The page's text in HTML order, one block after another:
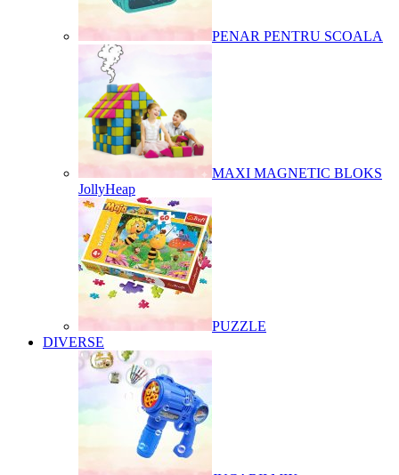
PENAR PENTRU SCOALA
MAXI MAGNETIC BLOKS
JollyHeap
PUZZLE
DIVERSE